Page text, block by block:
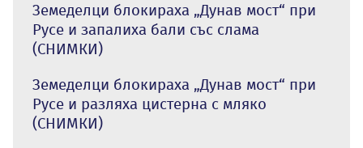
Земеделци блокираха „Дунав мост“ при
Русе и запалиха бали със слама
(СНИМКИ)
Земеделци блокираха „Дунав мост“ при
Русе и разляха цистерна с мляко
(СНИМКИ)